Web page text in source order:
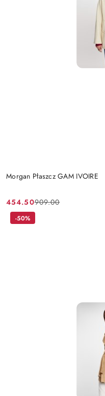
Morgan Płaszcz GAM IVOIRE
Cena
promocyjna:
454.50
Cena
przed
909.00
-50%